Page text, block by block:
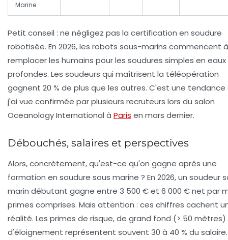
Marine
Petit conseil : ne négligez pas la certification en soudure
robotisée. En 2026, les robots sous-marins commencent à
remplacer les humains pour les soudures simples en
profondes. Les soudeurs qui maîtrisent la téléopération
gagnent 20 % de plus que les autres. C'est une tendance
j'ai vue confirmée par plusieurs recruteurs lors du salon
Oceanology International à Paris en mars dernier.
Débouchés, salaires et perspectives
Alors, concrètement, qu'est-ce qu'on gagne après une
formation en soudure sous marine ? En 2026, un soudeur
marin débutant gagne entre 3 500 € et 6 000 € net par
primes comprises. Mais attention : ces chiffres cachent
réalité. Les primes de risque, de grand fond (> 50
d'éloignement représentent souvent 30 à 40 % du salaire.